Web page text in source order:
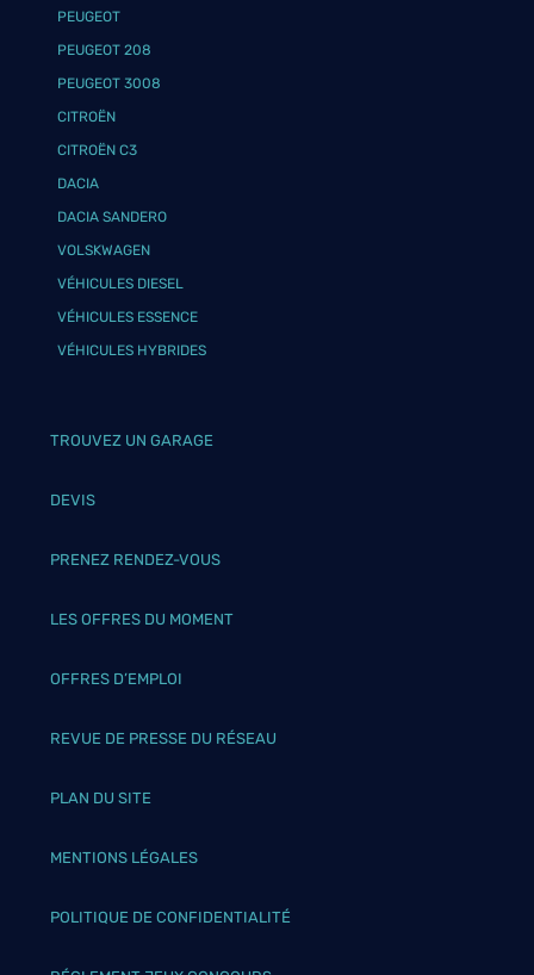
PEUGEOT
PEUGEOT 208
PEUGEOT 3008
CITROËN
CITROËN C3
DACIA
DACIA SANDERO
VOLSKWAGEN
VÉHICULES DIESEL
VÉHICULES ESSENCE
VÉHICULES HYBRIDES
TROUVEZ UN GARAGE
DEVIS
PRENEZ RENDEZ-VOUS
LES OFFRES DU MOMENT
OFFRES D’EMPLOI
REVUE DE PRESSE DU RÉSEAU
PLAN DU SITE
MENTIONS LÉGALES
POLITIQUE DE CONFIDENTIALITÉ